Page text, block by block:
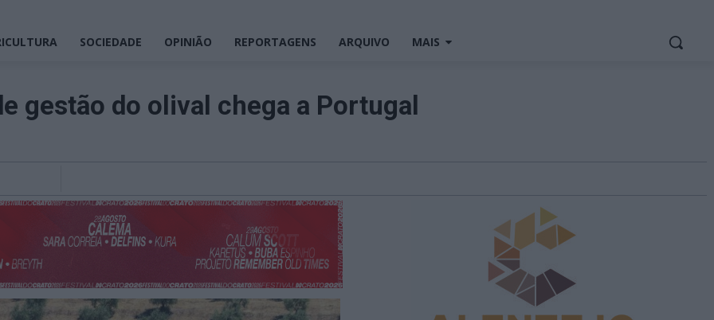
SOCIEDADE OPINIÃO REPORTAGENS ARQUIVO MAIS
gestão do olival chega a Portugal